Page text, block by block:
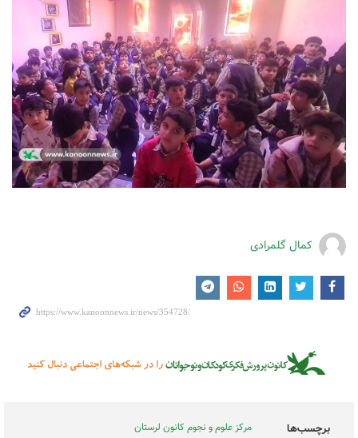
کمال گلمرادی
برچسب‌ها مرکز علوم و نجوم کانون لرستان